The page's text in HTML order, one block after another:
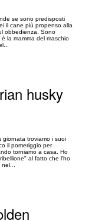
se sono predisposti
il cane più propenso alla
obbedienza. Sono
la mamma del maschio
husky
troviamo i suoi
il pomeriggio per
torniamo a casa. Ho
al fatto che l'ho